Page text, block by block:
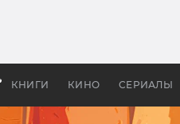
КНИГИ КИНО СЕРИАЛЫ